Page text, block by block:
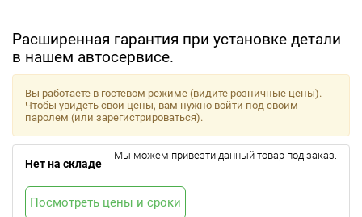
Расширенная гарантия при установке детали
в нашем автосервисе.
Вы работаете в гостевом режиме (видите розничные цены).
Чтобы увидеть свои цены, вам нужно войти под своим
паролем (или зарегистрироваться).
Нет на складе
Мы можем привезти данный товар под заказ.
Посмотреть цены и сроки